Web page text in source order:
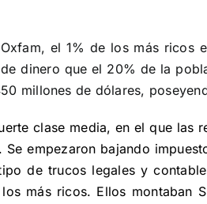
el 1% de los más
dinero que el 20% de la
millones de dólares,
clase media, en el que
empezaron bajando
de trucos legales y
más ricos. Ellos montaban